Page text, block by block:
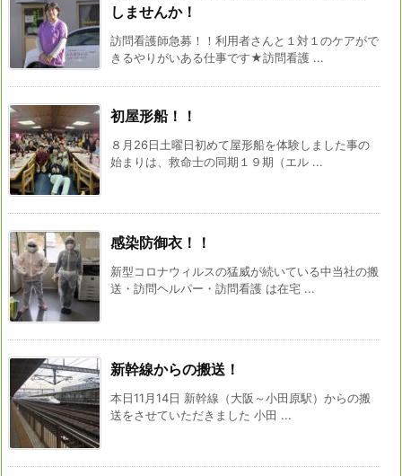
しませんか！
訪問看護師急募！！利用者さんと１対１のケアがで
きるやりがいある仕事です★訪問看護 ...
初屋形船！！
８月26日土曜日初めて屋形船を体験しました事の
始まりは、救命士の同期１９期（エル ...
感染防御衣！！
新型コロナウィルスの猛威が続いている中当社の搬
送・訪問ヘルパー・訪問看護 は在宅 ...
新幹線からの搬送！
本日11月14日 新幹線（大阪～小田原駅）からの搬
送をさせていただきました 小田 ...